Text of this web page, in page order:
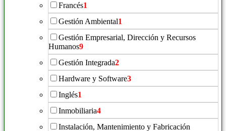
Francés1
Gestión Ambiental1
Gestión Empresarial, Dirección y Recursos
Humanos9
Gestión Integrada2
Hardware y Software3
Inglés1
Inmobiliaria4
Instalación, Mantenimiento y Fabricación